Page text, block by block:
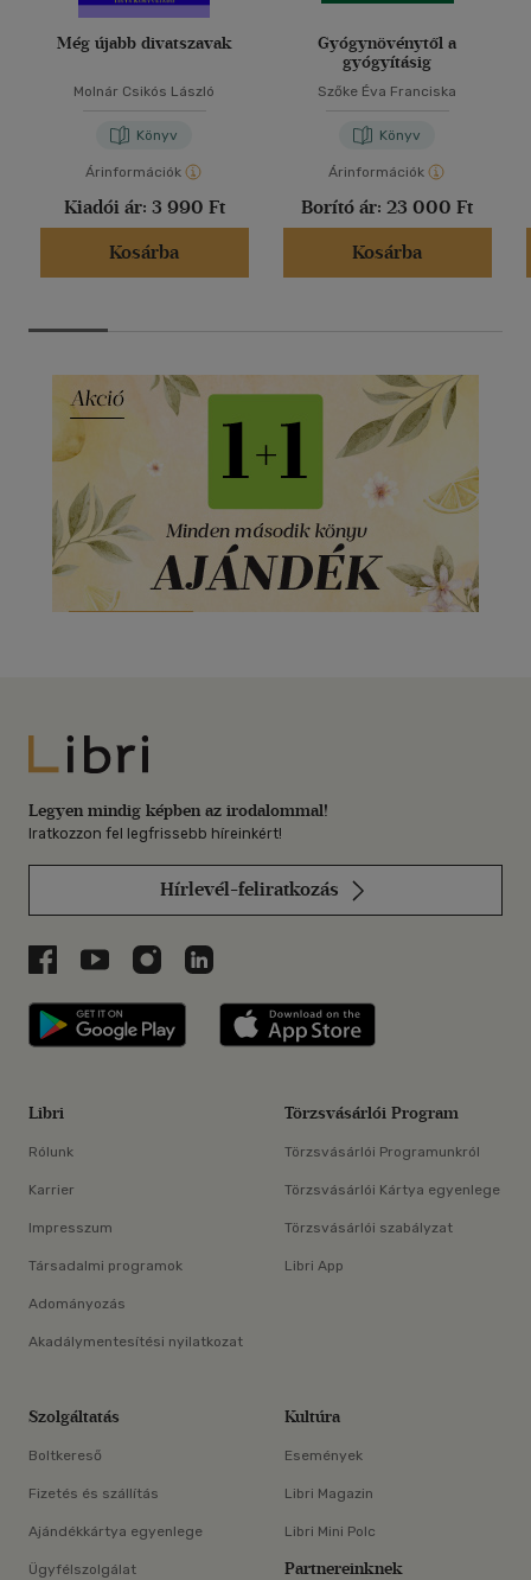
Még újabb divatszavak
Molnár Csikós László
Könyv
Árinformációk
Kiadói ár: 3 990 Ft
Kosárba
Gyógynövénytől a
gyógyításig
Szőke Éva Franciska
Könyv
Árinformációk
Borító ár: 23 000 Ft
Kosárba
Libri
Legyen mindig képben az irodalommal!
Iratkozzon fel legfrissebb híreinkért!
Hírlevél-feliratkozás
Libri a Facebookon
Libri a Youtube-on
Libri az Instagramon
Libri a LinkedInen
Libri applikáció Szerezd meg: Google
Libri
Rólunk
Karrier
Impresszum
Társadalmi programok
Adományozás
Akadálymentesítési nyilatkozat
Törzsvásárlói Program
Törzsvásárlói Programunkról
Törzsvásárlói Kártya egyenlege
Törzsvásárlói szabályzat
Libri App
Szolgáltatás
Boltkereső
Fizetés és szállítás
Ajándékkártya egyenlege
Ügyfélszolgálat
Kultúra
Események
Libri Magazin
Libri Mini Polc
Partnereinknek